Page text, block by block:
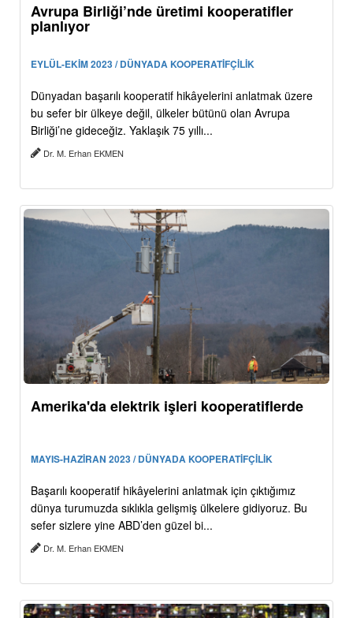
Avrupa Birliği’nde üretimi kooperatifler
planlıyor
EYLÜL-EKİM 2023 / DÜNYADA KOOPERATİFÇİLİK
Dünyadan başarılı kooperatif hikâyelerini anlatmak üzere
bu sefer bir ülkeye değil, ülkeler bütünü olan Avrupa
Birliği’ne gideceğiz. Yaklaşık 75 yıllı...
Dr. M. Erhan EKMEN
Amerika'da elektrik işleri kooperatiflerde
MAYIS-HAZİRAN 2023 / DÜNYADA KOOPERATİFÇİLİK
Başarılı kooperatif hikâyelerini anlatmak için çıktığımız
dünya turumuzda sıklıkla gelişmiş ülkelere gidiyoruz. Bu
sefer sizlere yine ABD’den güzel bi...
Dr. M. Erhan EKMEN